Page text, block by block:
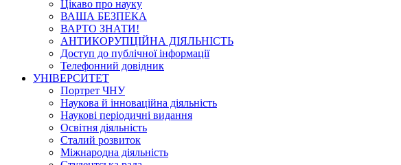
Цікаво про науку
ВАША БЕЗПЕКА
ВАРТО ЗНАТИ!
АНТИКОРУПЦІЙНА ДІЯЛЬНІСТЬ
Доступ до публічної інформації
Телефонний довідник
УНІВЕРСИТЕТ
Портрет ЧНУ
Наукова й інноваційна діяльність
Наукові періодичні видання
Освітня діяльність
Сталий розвиток
Міжнародна діяльність